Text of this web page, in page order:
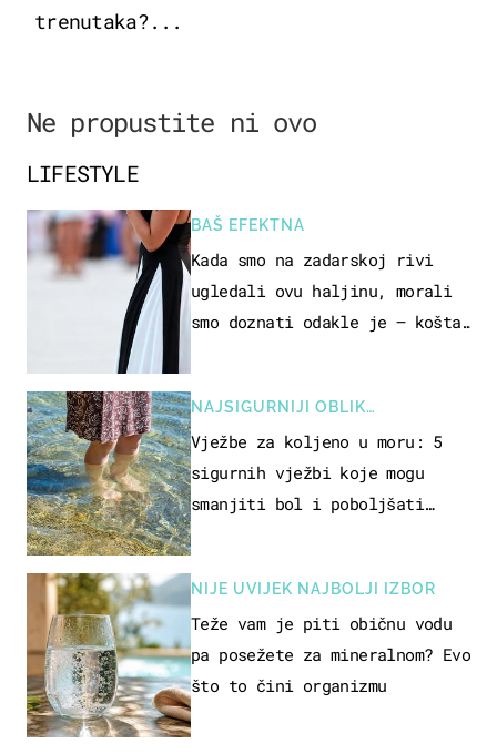
trenutaka?...
Ne propustite ni ovo
LIFESTYLE
BAŠ EFEKTNA
Kada smo na zadarskoj rivi
ugledali ovu haljinu, morali
smo doznati odakle je – košta
NAJSIGURNIJI OBLIK
REKREACIJE
Vježbe za koljeno u moru: 5
sigurnih vježbi koje mogu
smanjiti bol i poboljšati
NIJE UVIJEK NAJBOLJI IZBOR
Teže vam je piti običnu vodu
pa posežete za mineralnom? Evo
što to čini organizmu